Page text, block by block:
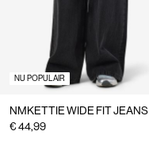
NU POPULAIR
NMKETTIE WIDE FIT JEANS
€ 44,99